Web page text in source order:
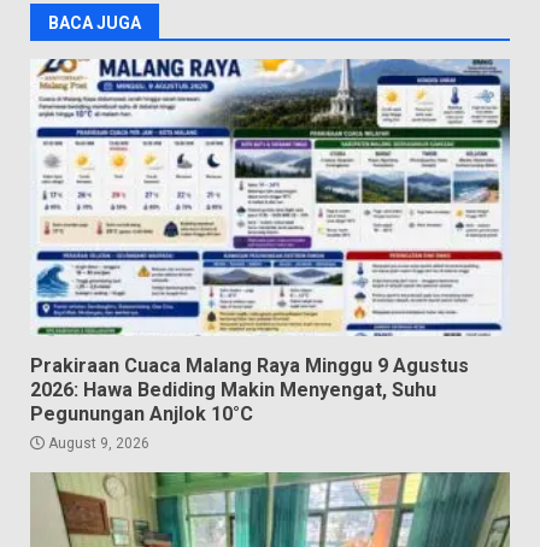
BACA JUGA
Prakiraan Cuaca Malang Raya Minggu 9 Agustus
2026: Hawa Bediding Makin Menyengat, Suhu
Pegunungan Anjlok 10°C
August 9, 2026